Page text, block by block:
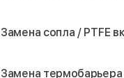
Замена сопла / PTFE
Замена